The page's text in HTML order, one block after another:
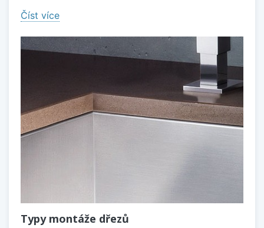
Číst více
Typy montáže dřezů